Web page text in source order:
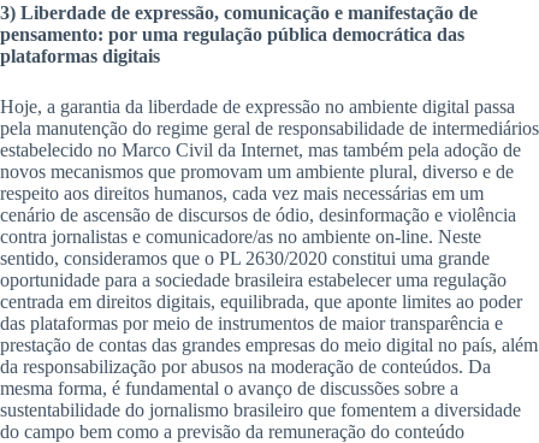
3) Liberdade de expressão, comunicação e manifestação de
pensamento: por uma regulação pública democrática das
plataformas digitais
Hoje, a garantia da liberdade de expressão no ambiente digital passa
pela manutenção do regime geral de responsabilidade de intermediários
estabelecido no Marco Civil da Internet, mas também pela adoção de
novos mecanismos que promovam um ambiente plural, diverso e de
respeito aos direitos humanos, cada vez mais necessárias em um
cenário de ascensão de discursos de ódio, desinformação e violência
contra jornalistas e comunicadore/as no ambiente on-line. Neste
sentido, consideramos que o PL 2630/2020 constitui uma grande
oportunidade para a sociedade brasileira estabelecer uma regulação
centrada em direitos digitais, equilibrada, que aponte limites ao poder
das plataformas por meio de instrumentos de maior transparência e
prestação de contas das grandes empresas do meio digital no país, além
da responsabilização por abusos na moderação de conteúdos. Da
mesma forma, é fundamental o avanço de discussões sobre a
sustentabilidade do jornalismo brasileiro que fomentem a diversidade
do campo bem como a previsão da remuneração do conteúdo